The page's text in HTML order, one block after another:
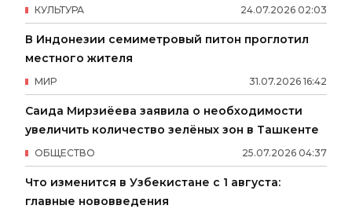
24.07.2026 02:03
КУЛЬТУРА
В Индонезии семиметровый питон проглотил
местного жителя
31.07.2026 16:42
МИР
Саида Мирзиёева заявила о необходимости
увеличить количество зелёных зон в Ташкенте
25.07.2026 04:37
ОБЩЕСТВО
Что изменится в Узбекистане с 1 августа:
главные нововведения